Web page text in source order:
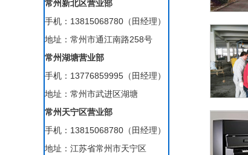
常州新北区营业部
手机：13815068780（田经理）
地址：常州市通江南路258号
常州湖塘营业部
手机：13776859995（田经理）
地址：常州市武进区湖塘
常州天宁区营业部
手机：13815068780（田经理）
地址：江苏省常州市天宁区